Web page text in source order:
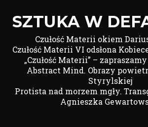
SZTUKA W
Czułość Materii okiem
Czułość Materii VI odsłona
„Czułość Materii” –
Abstract Mind. Obrazy
Styrylskiej
Protista nad morzem mgły.
Agnieszka